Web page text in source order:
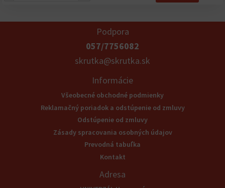
Podpora
057/7756082
skrutka@skrutka.sk
Informácie
Všeobecné obchodné podmienky
Reklamačný poriadok a odstúpenie od zmluvy
Odstúpenie od zmluvy
Zásady spracovania osobných údajov
Prevodná tabuľka
Kontakt
Adresa